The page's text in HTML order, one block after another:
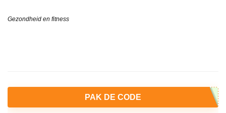
Gezondheid en fitness
PAK DE CODE